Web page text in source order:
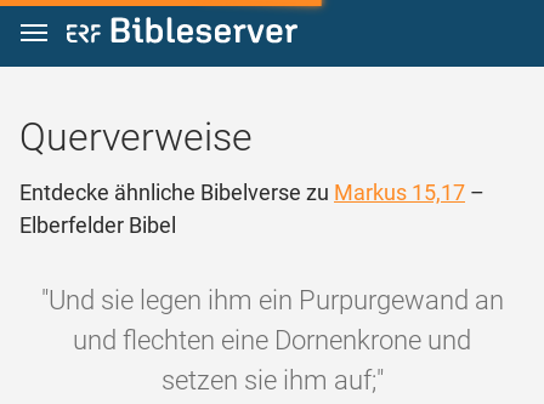
Zum Inhalt springen
Querverweise
Entdecke ähnliche Bibelverse zu Markus 15,17 –
Elberfelder Bibel
"Und sie legen ihm ein Purpurgewand an
und flechten eine Dornenkrone und
setzen sie ihm auf;"